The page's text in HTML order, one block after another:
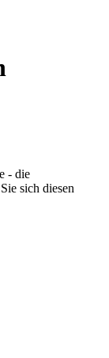
- die
sich diesen